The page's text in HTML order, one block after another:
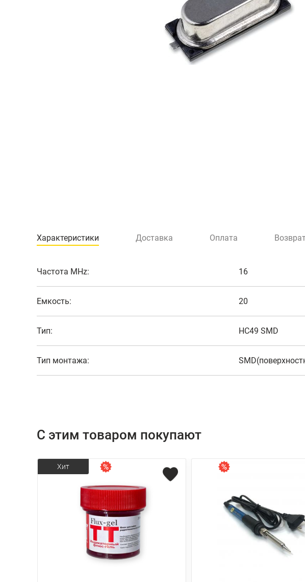
Характеристики Доставка Оплата
Частота MHz: 16
Емкость: 20
Тип: HC49 SMD
Тип монтажа:
С этим товаром покупают
Хит